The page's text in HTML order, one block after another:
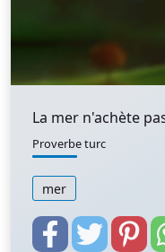
La mer n'achète
Proverbe turc
mer